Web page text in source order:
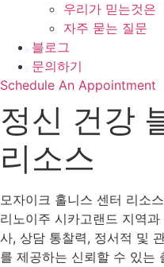
우리가 믿는것은
자주 묻는 질문
블로그
문의하기
Schedule An Appointment
정신 건강
리소스
모자이크 홀니스 센터 리소
리노이주 시카고랜드 지역
사, 상담 통찰력, 정서적 및
를 제공하는 신뢰할 수 있는